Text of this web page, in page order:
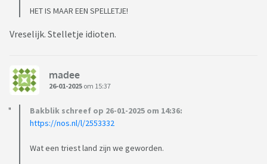
HET IS MAAR EEN SPELLETJE!
Vreselijk. Stelletje idioten.
madee
26-01-2025 om 15:37
Bakblik schreef op 26-01-2025 om 14:36:
https://nos.nl/l/2553332
Wat een triest land zijn we geworden.